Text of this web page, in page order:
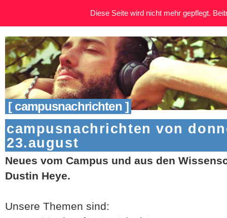
[ campusnachrichten ]
campusnachrichten von
23.august
Neues vom Campus und aus den
Dustin Heye.
Unsere Themen sind:
Diese Seite wird nicht mehr gepflegt.